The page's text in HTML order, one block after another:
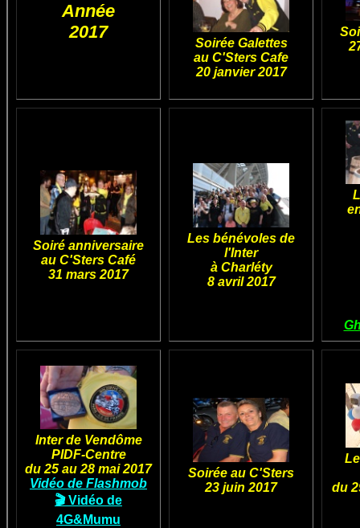
Année
2017
Soirée Galettes
au C'Sters Cafe
20 janvier 2017
Soiré anniversaire
au C'Sters Café
31 mars 2017
Les bénévoles de
l'Inter
à Charléty
8 avril 2017
Inter de Vendôme
PIDF-Centre
du 25 au 28 mai 2017
Vidéo de Flashmob
🎬 Vidéo de
4G&Mumu
Soirée au C'Sters
23 juin 2017
du